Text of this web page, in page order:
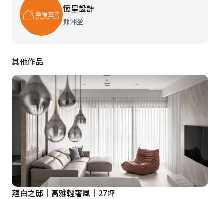
恆星設計
鄧湘盈
其他作品
蘊白之邸│高雅輕奢風│27坪